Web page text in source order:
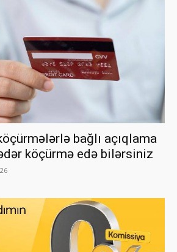
bağlı açıqlama
köçürmə edə bilərsiniz